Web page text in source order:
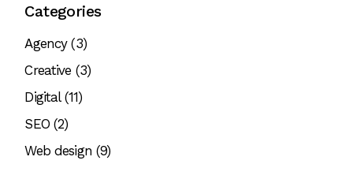
Categories
Agency(3)
Creative (3)
Digital(11)
SEO(2)
Web design (9)